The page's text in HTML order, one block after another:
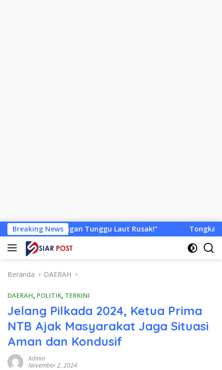
Langsung
ke
konten
Breaking News
Tunggu Laut Rusak!” Tongkang Muat Ribuan Ton
Beranda DAERAH
DAERAH, POLITIK, TERKINI
Jelang Pilkada 2024, Ketua Prima
NTB Ajak Masyarakat Jaga Situasi
Aman dan Kondusif
Admin
November 2, 2024